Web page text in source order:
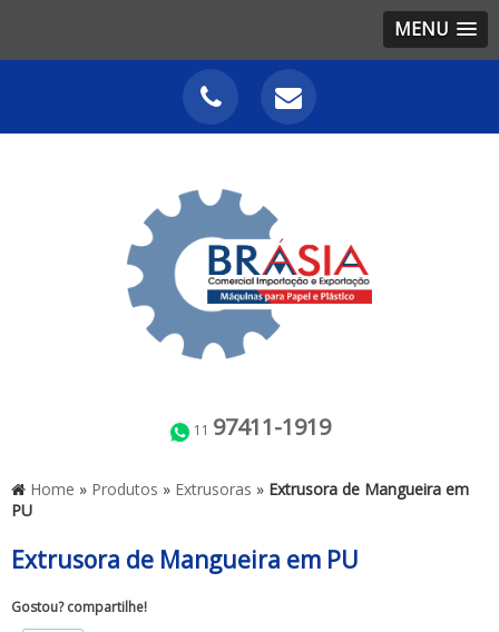
MENU
11 97411-1919
Home » Produtos » Extrusoras » Extrusora de Mangueira em
PU
Extrusora de Mangueira em PU
Gostou? compartilhe!